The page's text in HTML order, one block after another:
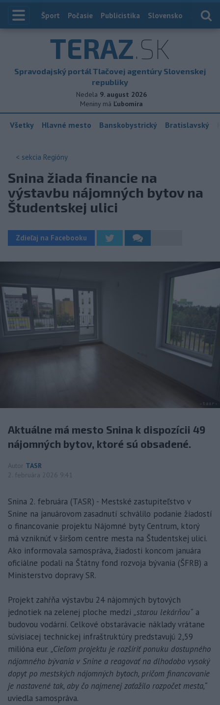
Index
Šport Počasie Publicistika Slovensko
TERAZ.SK
Spravodajský portál Tlačovej agentúry Slovenskej
republiky
Nedela 9. august 2026
Meniny má Ľubomíra
Všetky Hlavné mesto Banskobystrický Bratislavský
< sekcia Regióny
Snina žiada financie na
výstavbu nájomných bytov na
Študentskej ulici
Zdieľaj na Facebooku
Aktuálne má mesto Snina k dispozícii 49
nájomných bytov, ktoré sú obsadené.
Autor TASR
2. februára 2026 9:41
Snina 2. februára (TASR) - Mestské zastupiteľstvo v
Snine na januárovom zasadnutí schválilo podanie žiadostí
o financovanie projektu Nájomné byty Centrum, ktorý
má vzniknúť v širšom centre mesta na Študentskej ulici.
Ako informovala samospráva, žiadosti koncom januára
oficiálne podali na Štátny fond rozvoja bývania (ŠFRB) a
Ministerstvo dopravy SR.
Projekt zahŕňa výstavbu 24 nájomných bytových
jednotiek na zelenej ploche medzi „starou lekárňou“ a
budovou vodární. Celkové obstarávacie náklady vrátane
súvisiacej technickej infraštruktúry predstavujú 2,59
milióna eur. „Cieľom projektu je rozšíriť ponuku dostupného
nájomného bývania v Snine a reagovať na dlhodobo vysoký
dopyt po mestských nájomných bytoch, pričom financovanie
je nastavené tak, aby čo najmenej zaťažilo rozpočet mesta,“
uviedla samospráva.